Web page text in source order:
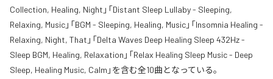
Collection, Healing, Night」「Distant Sleep Lullaby - Sleeping,
Relaxing, Music」「BGM - Sleeping, Healing, Music」「Insomnia Healing -
Relaxing, Night, That」「Delta Waves Deep Healing Sleep 432Hz -
Sleep BGM, Healing, Relaxation」「Relax Healing Sleep Music - Deep
Sleep, Healing Music, Calm」を含む全10曲となっている。